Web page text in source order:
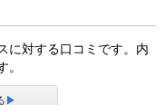
に対する口コミです。内
▶